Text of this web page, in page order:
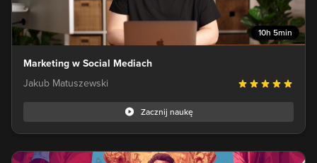
10h 5min
Marketing w Social Mediach
Jakub Matuszewski
Zacznij naukę